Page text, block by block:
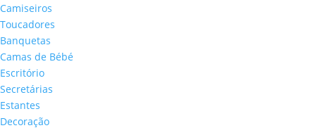
Camiseiros
Toucadores
Banquetas
Camas de Bébé
Escritório
Secretárias
Estantes
Decoração